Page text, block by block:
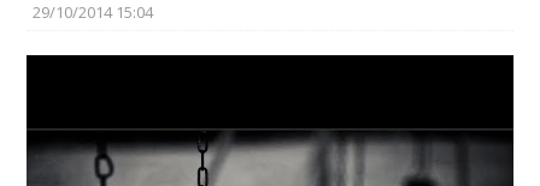
29/10/2014 15:04